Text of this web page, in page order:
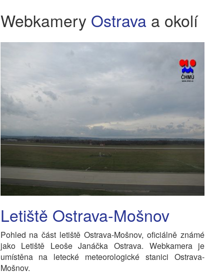
Webkamery Ostrava a okolí
Letiště Ostrava-Mošnov
Pohled na část letiště Ostrava-Mošnov, oficiálně známé
jako Letiště Leoše Janáčka Ostrava. Webkamera je
umístěna na letecké meteorologické stanici Ostrava-
Mošnov.